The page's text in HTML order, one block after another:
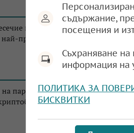
13:14
на годината: Къщата
най-предпочитаното жилище у
пари: Регулаторите в Япония
в страната
съдържание,
посещения и
Съхраняване
информация на
ПОЛИТИКА ЗА
БИСКВИТКИ